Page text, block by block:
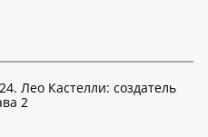
Лео Кастелли: создатель
2